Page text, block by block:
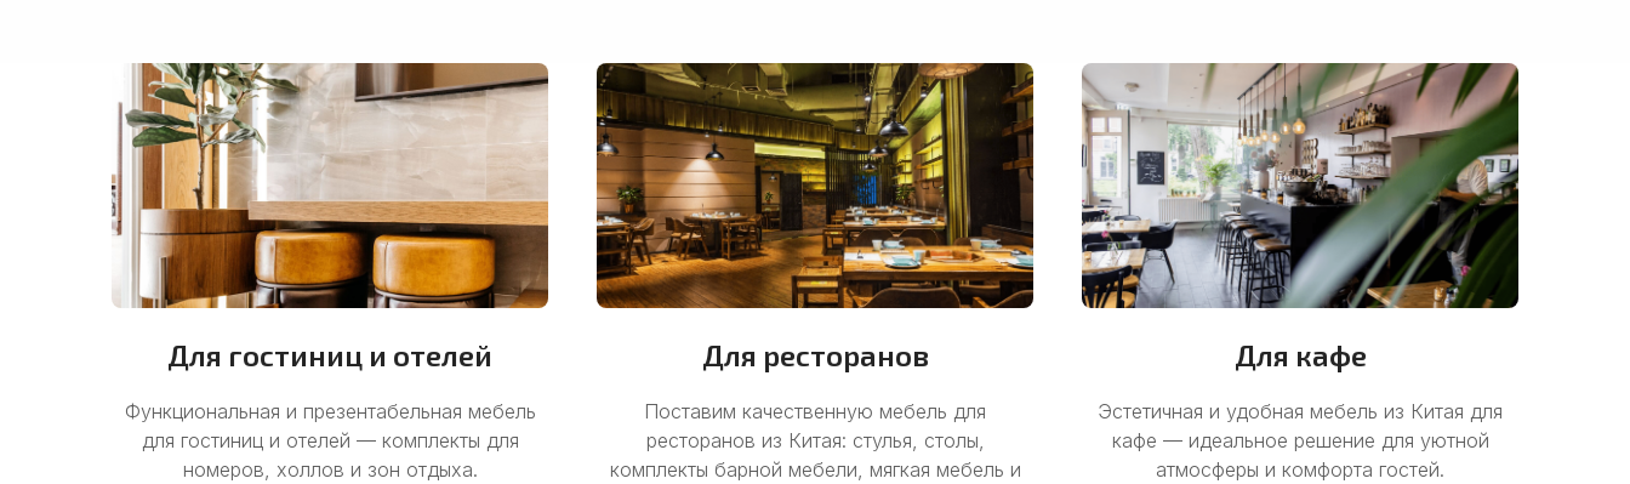
Для гостиниц и отелей
Функциональная и презентабельная мебель
для гостиниц и отелей — комплекты для
номеров, холлов и зон отдыха.
Для ресторанов
Поставим качественную мебель для
ресторанов из Китая: стулья, столы,
комплекты барной мебели, мягкая мебель и
Для кафе
Эстетичная и удобная мебель из Китая для
кафе — идеальное решение для уютной
атмосферы и комфорта гостей.